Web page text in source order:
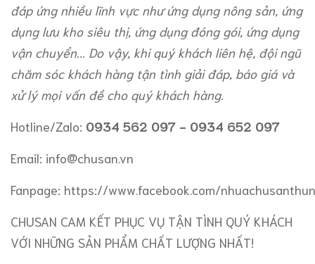
đáp ứng nhiều lĩnh vực nhưứng dụng nông sản, ứng
dụnglưu kho siêu thị, ứng dụng đóng gói, ứng dụng
vận chuyển... Do vậy, khi quý khách liên hệ, đội ngũ
chăm sóc khách hàng tận tình giải đáp, báo giá và
xử lý mọi vấn đề cho quý khách hàng.
Hotline/Zalo: 0934 562 097 - 0934 652 097
Email: info@chusan.vn
Fanpage: https://www.facebook.com/
CHUSAN CAM KẾT PHỤC VỤ TẬN TÌNH QUÝ KHÁCH
VỚI NHỮNG SẢN PHẨM CHẤT LƯỢNG NHẤT!